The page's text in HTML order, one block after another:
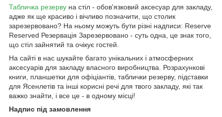
Табличка резерву на стіл - обов'язковий аксесуар для закладу,
адже як ще красиво і вічливо позначити, що столик
зарезервовано? На ньому можуть бути різні надписи: Reserve
Reserved Резервація Зарезервовано - суть одна, це знак того,
що стіл зайнятий та очікує гостей.
На сайті в нас шукайте багато унікальних і атмосферних
аксесуарів для закладу власного виробництва. Розрахункові
книги, планшетки для офіціантів, таблички резерву, підставки
для Ясенлетів та інші корисні речі для твого закладу, які так
важко знайти, і все це - в одному місці!
Надпис під замовлення